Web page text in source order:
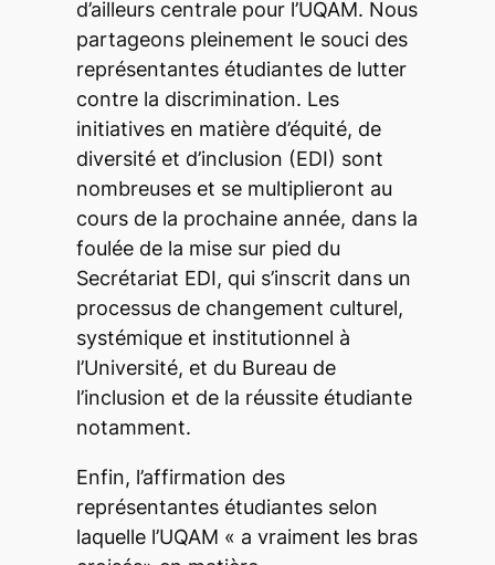
d’ailleurs centrale pour l’UQAM. Nous
partageons pleinement le souci des
représentantes étudiantes de lutter
contre la discrimination. Les
initiatives en matière d’équité, de
diversité et d’inclusion (EDI) sont
nombreuses et se multiplieront au
cours de la prochaine année, dans la
foulée de la mise sur pied du
Secrétariat EDI, qui s’inscrit dans un
processus de changement culturel,
systémique et institutionnel à
l’Université, et du Bureau de
l’inclusion et de la réussite étudiante
notamment.
Enfin, l’affirmation des
représentantes étudiantes selon
laquelle l’UQAM « a vraiment les bras